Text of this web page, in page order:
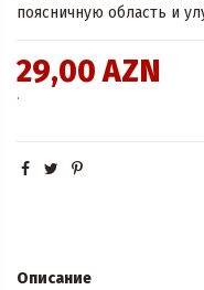
поясничную область и
29,00 AZN
.
Описание